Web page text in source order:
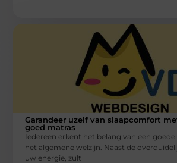
Garandeer uzelf van slaapcomfort
goed matras
Iedereen erkent het belang van een
het algemene welzijn. Naast de
uw energie, zult